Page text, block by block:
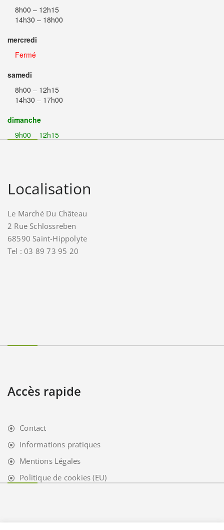
8h00 – 12h15
14h30 – 18h00
mercredi
Fermé
samedi
8h00 – 12h15
14h30 – 17h00
dimanche
9h00 – 12h15
Localisation
Le Marché Du Château
2 Rue Schlossreben
68590 Saint-Hippolyte
Tel : 03 89 73 95 20
Accès rapide
Contact
Informations pratiques
Mentions Légales
Politique de cookies (EU)